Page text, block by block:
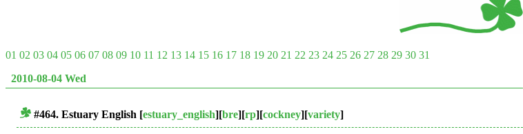
01 02 03 04 05 06 07 08 09 10 11 12 13 14 15 16 17 18 19 20 21 22 23 24 25 26 27 28 29 30 31
2010-08-04 Wed
#464. Estuary English [estuary_english][bre][rp][cockney][variety]